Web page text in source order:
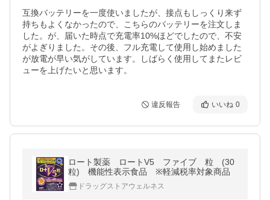
互換バッテリーを一度使いましたが、接点もしっくり来ず
持ちもよくなかったので、こちらのバッテリーを注文しま
した。が、届いた時点で充電率10%ほどでしたので、不安
がよぎりました。その後、フル充電して使用し始めました
が放電が早い気がしています。しばらく使用してまたレビ
ューを上げたいと思います。
違反報告 いいね 0
ロート製薬 ロートV5 ファイブ 粒 (30
粒) 機能性表示食品 ※軽減税率対象商品
ドラッグストアウェルネス